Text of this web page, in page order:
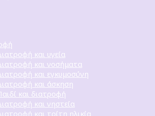
και υγεία
και νοσήματα
και εγκυμοσύνη
και άσκηση
και διατροφή
και νηστεία
και τρίτη ηλικία